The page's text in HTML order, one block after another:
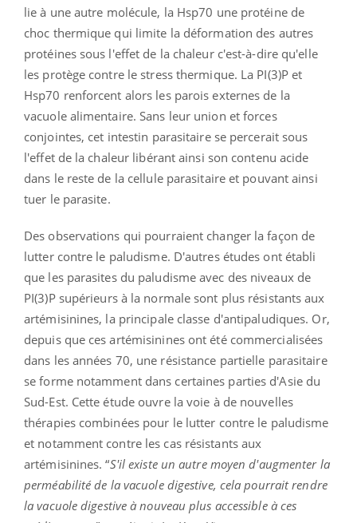
lie à une autre molécule, la Hsp70 une protéine de
choc thermique qui limite la déformation des autres
protéines sous l'effet de la chaleur c'est-à-dire qu'elle
les protège contre le stress thermique. La PI(3)P et
Hsp70 renforcent alors les parois externes de la
vacuole alimentaire. Sans leur union et forces
conjointes, cet intestin parasitaire se percerait sous
l'effet de la chaleur libérant ainsi son contenu acide
dans le reste de la cellule parasitaire et pouvant ainsi
tuer le parasite.
Des observations qui pourraient changer la façon de
lutter contre le paludisme. D'autres études ont établi
que les parasites du paludisme avec des niveaux de
PI(3)P supérieurs à la normale sont plus résistants aux
artémisinines, la principale classe d'antipaludiques. Or,
depuis que ces artémisinines ont été commercialisées
dans les années 70, une résistance partielle parasitaire
se forme notamment dans certaines parties d'Asie du
Sud-Est. Cette étude ouvre la voie à de nouvelles
thérapies combinées pour le lutter contre le paludisme
et notamment contre les cas résistants aux
artémisinines. “S'il existe un autre moyen d'augmenter la
perméabilité de la vacuole digestive, cela pourrait rendre
la vacuole digestive à nouveau plus accessible à ces